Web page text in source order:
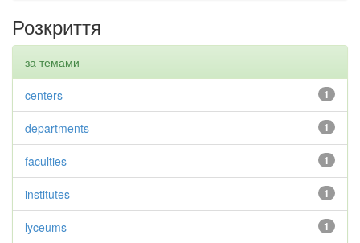
Розкриття
за темами
1
centers
1
departments
1
faculties
1
institutes
1
lyceums